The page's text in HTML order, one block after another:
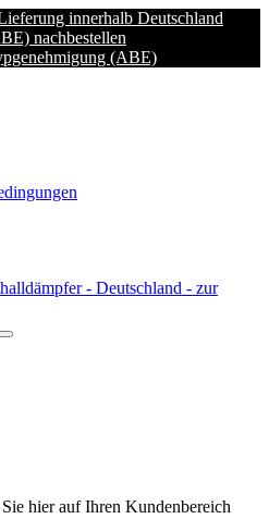
innerhalb Deutschland
nachbestellen
(ABE)
hier auf Ihren Kundenbereich